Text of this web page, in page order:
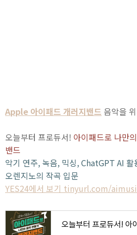
Apple 아이패드 개러지밴드 음악을
오늘부터 프로듀서! 아이패드로 나만
밴드
악기 연주, 녹음, 믹싱, ChatGPT AI
오렌지노의 작곡 입문
YES24에서 보기 tinyurl.com/